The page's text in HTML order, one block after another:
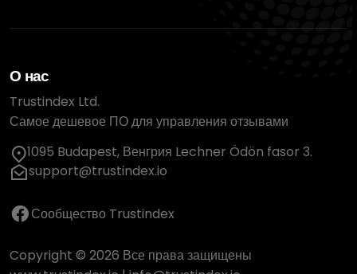
О нас
Trustindex Ltd.
Самое дешевое ПО для управления отзывами
1095 Budapest, Венгрия Lechner Ödön fasor 3.
support@trustindex.io
Сообщество Trustindex
Copyright © 2026 Все права защищены